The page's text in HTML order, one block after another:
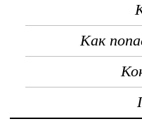
Как